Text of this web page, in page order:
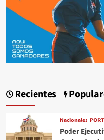
Recientes
Nacionales
Poder